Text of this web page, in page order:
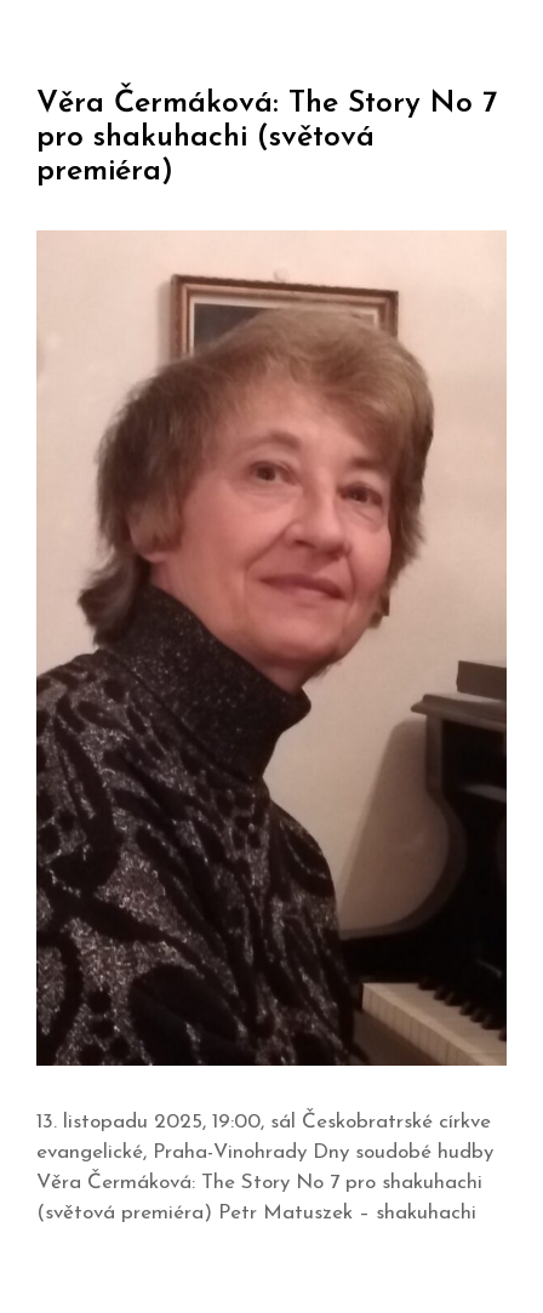
Věra Čermáková: The Story No 7
pro shakuhachi (světová
premiéra)
13. listopadu 2025, 19:00, sál Českobratrské církve
evangelické, Praha-Vinohrady Dny soudobé hudby
Věra Čermáková: The Story No 7 pro shakuhachi
(světová premiéra) Petr Matuszek – shakuhachi